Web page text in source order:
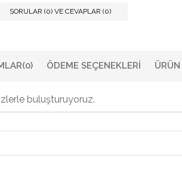
SORULAR (0) VE CEVAPLAR (0)
(0) ÖDEME SEÇENEKLERI
buluşturuyoruz.